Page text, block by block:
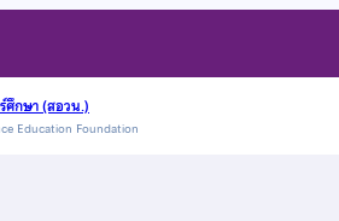
ศึกษา (สอวน.)
Education Foundation